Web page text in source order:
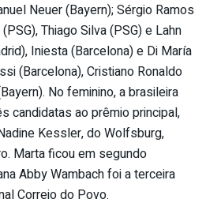
Neuer (Bayern); Sérgio Ramos
Thiago Silva (PSG) e Lahn
Iniesta (Barcelona) e Di María
(Barcelona), Cristiano Ronaldo
No feminino, a brasileira
candidatas ao prêmio principal,
Kessler, do Wolfsburg,
Marta ficou em segundo
Abby Wambach foi a terceira
Correio do Povo.